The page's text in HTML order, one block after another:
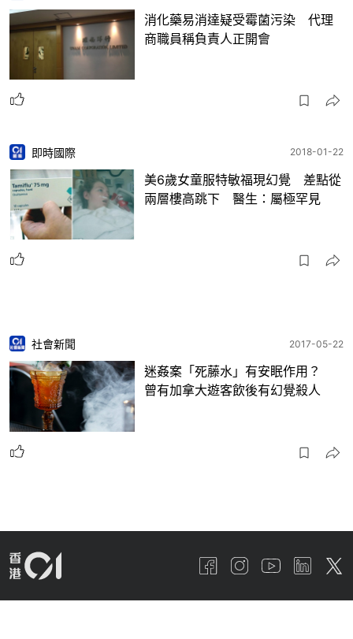
消化藥易消達疑受霉菌污染 代理
商職員稱負責人正開會
即時國際 2018-01-22
美6歲女童服特敏福現幻覺 差點從
兩層樓高跳下 醫生：屬極罕見
社會新聞 2017-05-22
迷姦案「死藤水」有安眠作用？
曾有加拿大遊客飲後有幻覺殺人